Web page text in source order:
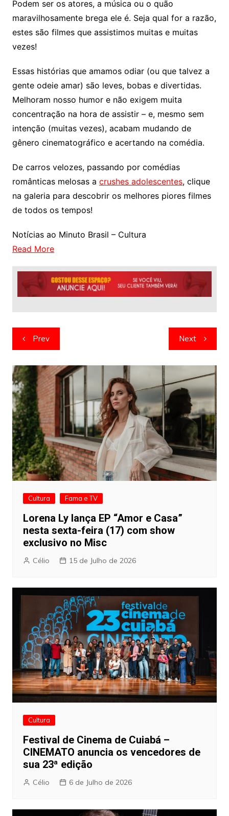
Podem ser os atores, a música ou o quão
maravilhosamente brega ele é. Seja qual for a razão,
estes são filmes que assistimos muitas e muitas
vezes!
Essas histórias que amamos odiar (ou que talvez a
gente odeie amar) são leves, bobas e divertidas.
Melhoram nosso humor e não exigem muita
concentração na hora de assistir – e, mesmo sem
intenção (muitas vezes), acabam mudando de
gênero cinematográfico e acertando na comédia.
De carros velozes, passando por comédias
românticas melosas a crushes adolescentes, clique
na galeria para descobrir os melhores piores filmes
de todos os tempos!
Notícias ao Minuto Brasil – Cultura
Read More
Navegação
de
artigos
Prev Next
Cultura Fama e TV
Lorena Ly lança EP “Amor e Casa”
nesta sexta-feira (17) com show
exclusivo no Misc
Célio 15 de Julho de 2026
Cultura
Festival de Cinema de Cuiabá –
CINEMATO anuncia os vencedores de
sua 23ª edição
Célio 6 de Julho de 2026